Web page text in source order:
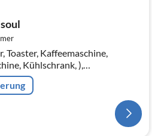
Toaster, Kaffeemaschine,
Kühlschrank, ),
Esstisch, Sitzecke)